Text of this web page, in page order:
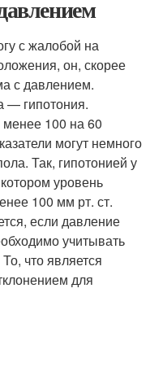
с жалобой на
он, скорее
с давлением.
— гипотония.
100 на 60
могут немного
Так, гипотонией у
уровень
100 мм рт. ст.
если давление
учитывать
что является
для